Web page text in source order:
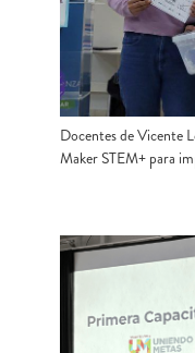
Docentes de Vicente
Maker STEM+ para